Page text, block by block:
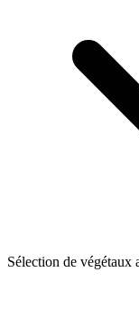
Sélection de végétaux